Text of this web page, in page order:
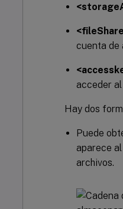
cuenta de
acceder
Hay dos
Puede
aparece
archivos.